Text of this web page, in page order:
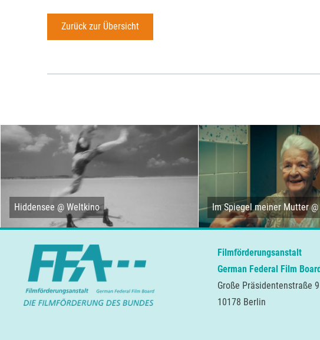
Zurück zur Übersicht
Hiddensee @ Weltkino Im Spiegel meiner Mutter
Filmförderungsanstalt
German Federal Film
Große Präsidentenstraße 9
10178 Berlin